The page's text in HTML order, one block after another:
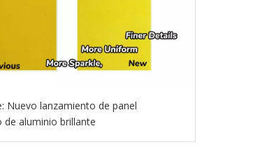
Nuevo lanzamiento de panel
de aluminio brillante